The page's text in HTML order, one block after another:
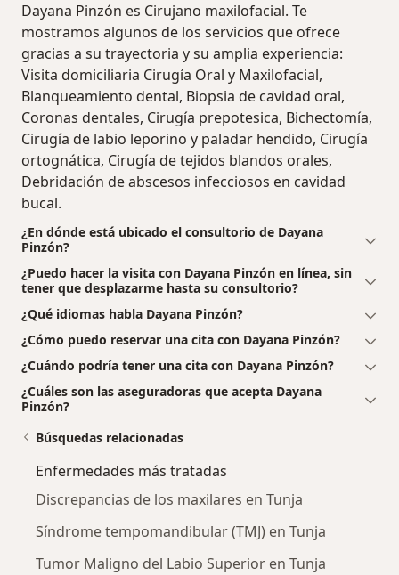
Dayana Pinzón es Cirujano maxilofacial. Te
mostramos algunos de los servicios que ofrece
gracias a su trayectoria y su amplia experiencia:
Visita domiciliaria Cirugía Oral y Maxilofacial,
Blanqueamiento dental, Biopsia de cavidad oral,
Coronas dentales, Cirugía prepotesica, Bichectomía,
Cirugía de labio leporino y paladar hendido, Cirugía
ortognática, Cirugía de tejidos blandos orales,
Debridación de abscesos infecciosos en cavidad
bucal.
¿En dónde está ubicado el consultorio de Dayana
Pinzón?
¿Puedo hacer la visita con Dayana Pinzón en línea, sin
tener que desplazarme hasta su consultorio?
¿Qué idiomas habla Dayana Pinzón?
¿Cómo puedo reservar una cita con Dayana Pinzón?
¿Cuándo podría tener una cita con Dayana Pinzón?
¿Cuáles son las aseguradoras que acepta Dayana
Pinzón?
Búsquedas relacionadas
Enfermedades más tratadas
Discrepancias de los maxilares en Tunja
Síndrome tempomandibular (TMJ) en Tunja
Tumor Maligno del Labio Superior en Tunja